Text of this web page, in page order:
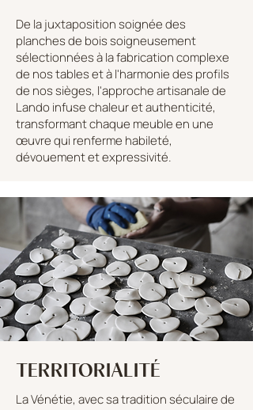
De la juxtaposition soignée des
planches de bois soigneusement
sélectionnées à la fabrication complexe
de nos tables et à l'harmonie des profils
de nos sièges, l'approche artisanale de
Lando infuse chaleur et authenticité,
transformant chaque meuble en une
œuvre qui renferme habileté,
dévouement et expressivité.
TERRITORIALITÉ
La Vénétie, avec sa tradition séculaire de